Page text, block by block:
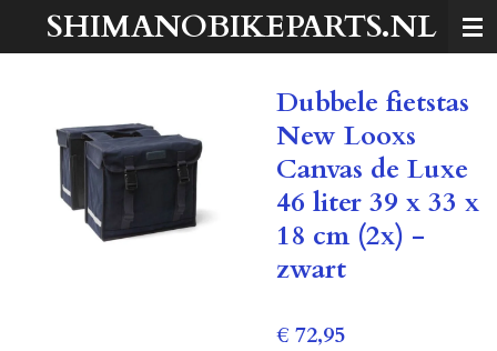
SHIMANOBIKEPARTS.NL
Dubbele fietstas
New Looxs
Canvas de Luxe
46 liter 39 x 33 x
18 cm (2x) -
zwart
€ 72,95